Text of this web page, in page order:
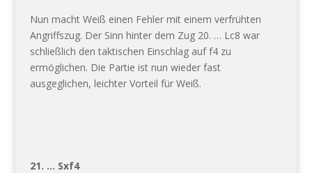
Nun macht Weiß einen Fehler mit einem verfrühten
Angriffszug. Der Sinn hinter dem Zug 20. … Lc8 war
schließlich den taktischen Einschlag auf f4 zu
ermöglichen. Die Partie ist nun wieder fast
ausgeglichen, leichter Vorteil für Weiß.
21. … Sxf4